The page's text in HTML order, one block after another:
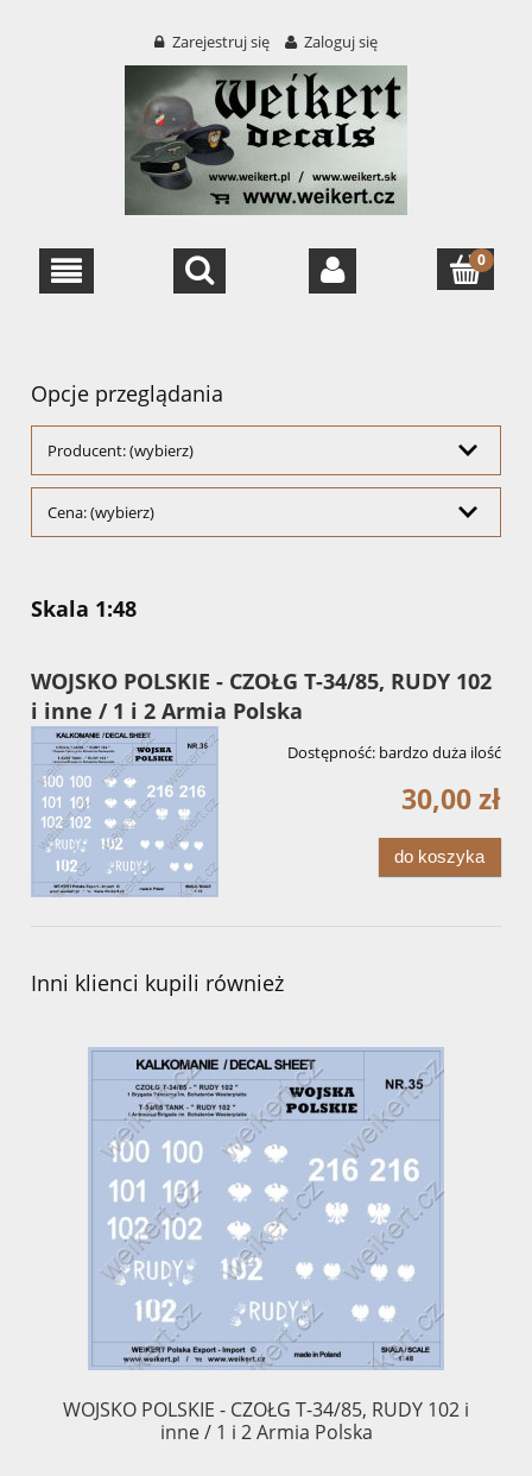
Zarejestruj się Zaloguj się
Opcje przeglądania
Producent: (wybierz)
Cena: (wybierz)
Skala 1:48
WOJSKO POLSKIE - CZOŁG T-34/85, RUDY 102
i inne / 1 i 2 Armia Polska
Dostępność: bardzo duża ilość
30,00 zł
do koszyka
Inni klienci kupili również
WOJSKO POLSKIE - CZOŁG T-34/85, RUDY 102 i
inne / 1 i 2 Armia Polska